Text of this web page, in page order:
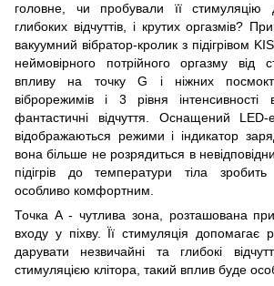
головне, чи пробували її стимуляцію
глибоких відчуттів, і крутих оргазмів?
вакуумний вібратор-кролик з підігрівом
неймовірного потрійного оргазму від
впливу на точку G і ніжних
віброрежимів і 3 рівня інтенсивності
фантастичні відчуття. Оснащений
відображаються режими і індикатор
вона більше не розрядиться в
підігрів до температури тіла
особливо комфортним.
Точка А - чутлива зона, розташована
входу у піхву. Її стимуляція допомагає
дарувати незвичайні та глибокі
стимуляцією клітора, такий вплив буде